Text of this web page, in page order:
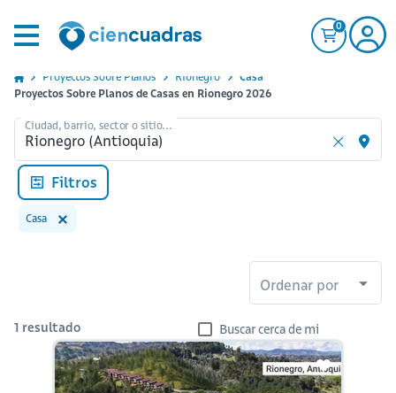
0
Proyectos Sobre Planos Rionegro
Casa
Proyectos Sobre Planos de Casas en Rionegro 2026
Ciudad, barrio, sector o sitio...
Filtros
Casa
Ordenar por
1 resultado Buscar cerca de mi